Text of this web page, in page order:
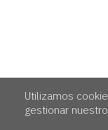
Utilizamos
gestionar